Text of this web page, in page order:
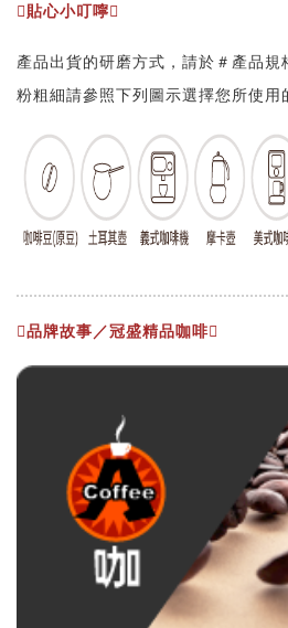
貼心小叮嚀
產品出貨的研磨方式，請於＃產品
粉粗細請參照下列圖示選擇您所使用
品牌故事／冠盛精品咖啡